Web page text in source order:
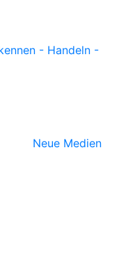
- Handeln -
Neue Medien